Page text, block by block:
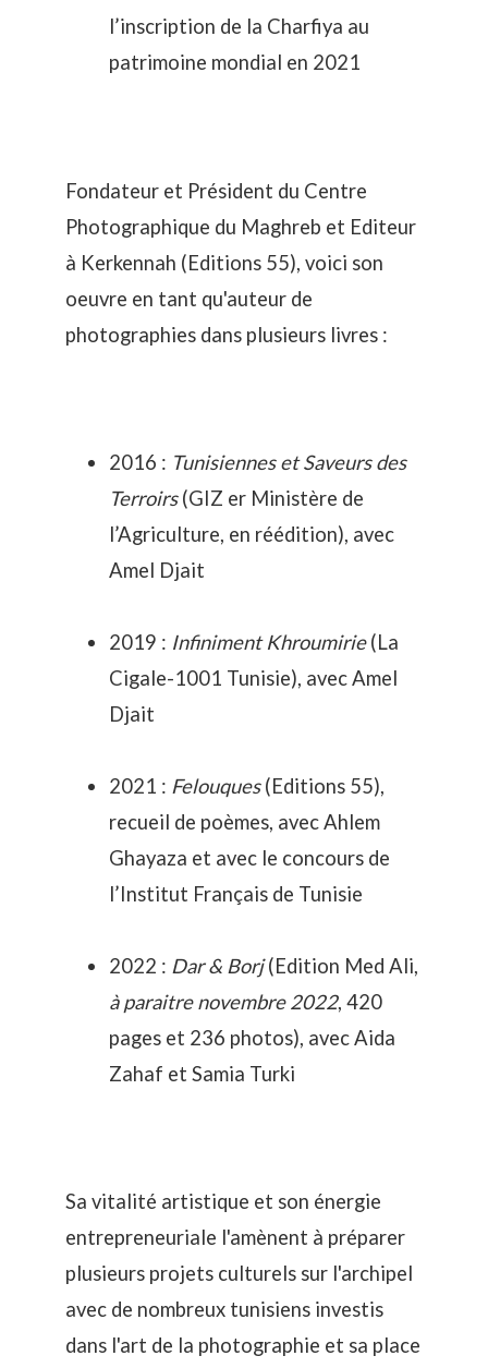
l’inscription de la Charfiya au
patrimoine mondial en 2021
Fondateur et Président du Centre
Photographique du Maghreb et Editeur
à Kerkennah (Editions 55), voici son
oeuvre en tant qu'auteur de
photographies dans plusieurs livres :
2016 : Tunisiennes et Saveurs des
Terroirs(GIZ er Ministère de
l’Agriculture, en réédition), avec
Amel Djait
2019 : Infiniment Khroumirie(La
Cigale-1001 Tunisie), avec Amel
Djait
2021 : Felouques(Editions 55),
recueil de poèmes, avec Ahlem
Ghayaza et avec le concours de
l’Institut Français de Tunisie
2022 : Dar & Borj(Edition Med Ali,
à paraitre novembre 2022, 420
pages et 236 photos), avec Aida
Zahaf et Samia Turki
Sa vitalité artistique et son énergie
entrepreneuriale l'amènent à préparer
plusieurs projets culturels sur l'archipel
avec de nombreux tunisiens investis
dans l'art de la photographie et sa place